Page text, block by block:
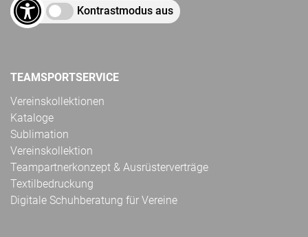
Kontrastmodus aus
TEAMSPORTSERVICE
Vereinskollektionen
Kataloge
Sublimation
Vereinskollektion
Teampartnerkonzept & Ausrüsterverträge
Textilbedruckung
Digitale Schuhberatung für Vereine